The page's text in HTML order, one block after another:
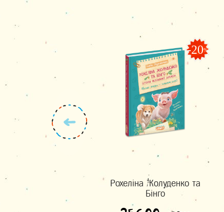
-20%
Рохеліна Жолуденко та
Бінго